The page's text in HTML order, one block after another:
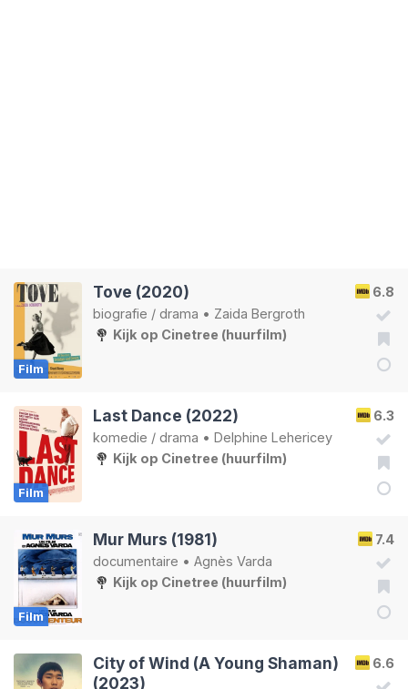
Film
6.8
Tove (2020)
biografie / drama • Zaida Bergroth
Kijk op Cinetree (huurfilm)
Film
6.3
Last Dance (2022)
komedie / drama • Delphine Lehericey
Kijk op Cinetree (huurfilm)
Film
7.4
Mur Murs (1981)
documentaire • Agnès Varda
Kijk op Cinetree (huurfilm)
6.6
City of Wind (A Young Shaman)
(2023)